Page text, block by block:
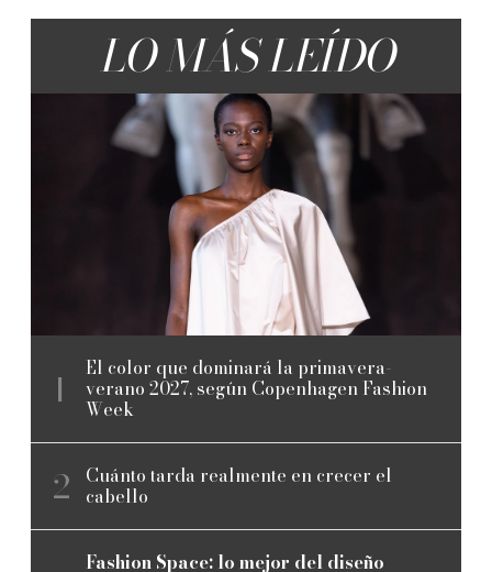
LO MÁS LEÍDO
El color que dominará la primavera-
verano 2027, según Copenhagen Fashion
Week
Cuánto tarda realmente en crecer el
cabello
Fashion Space: lo mejor del diseño